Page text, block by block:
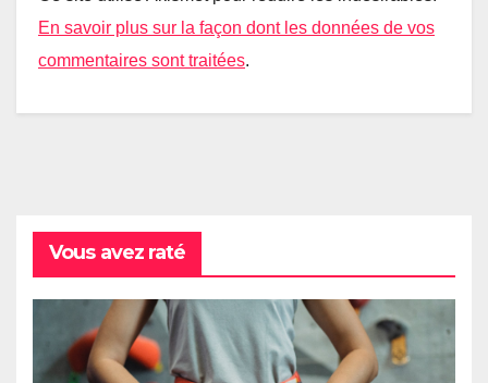
En savoir plus sur la façon dont les données de vos
commentaires sont traitées.
Vous avez raté